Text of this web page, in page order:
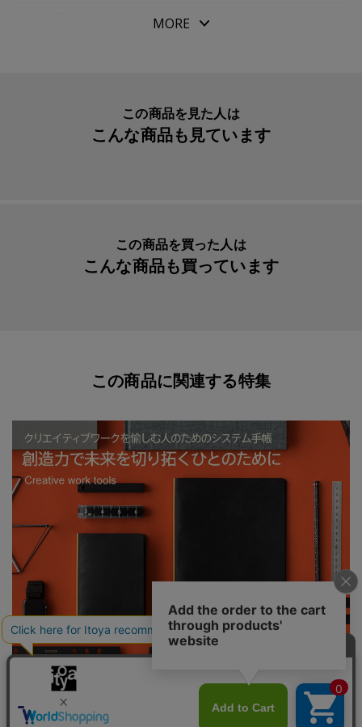
１枚
77716438
MORE
この商品を見た人は
こんな商品も見ています
この商品を買った人は
こんな商品も買っています
この商品に関連する特集
PLOTTER 創造力で未来を切り拓くひとのために